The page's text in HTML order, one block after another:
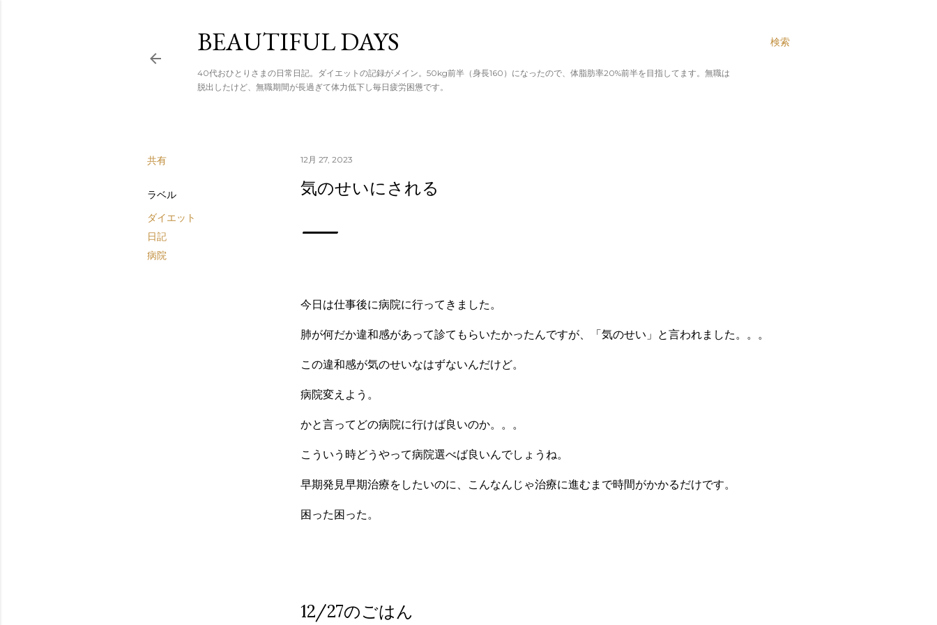
スキップしてメイン コンテンツに移動
検索
BEAUTIFUL DAYS
40代おひとりさまの日常日記。ダイエットの記録がメイン。50kg前半（身長160）になったので、体脂肪率20%前半を目指してます。無職は
脱出したけど、無職期間が長過ぎて体力低下し毎日疲労困憊です。
共有
ラベル
ダイエット
日記
病院
12月 27, 2023
気のせいにされる
今日は仕事後に病院に行ってきました。
肺が何だか違和感があって診てもらいたかったんですが、「気のせい」と言われました。。。
この違和感が気のせいなはずないんだけど。
病院変えよう。
かと言ってどの病院に行けば良いのか。。。
こういう時どうやって病院選べば良いんでしょうね。
早期発見早期治療をしたいのに、こんなんじゃ治療に進むまで時間がかかるだけです。
困った困った。
12/27のごはん